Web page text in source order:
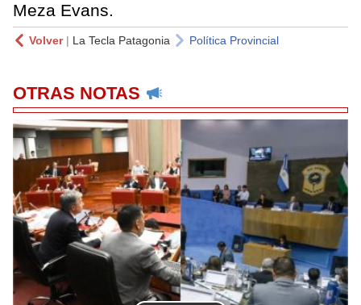
Meza Evans.
Volver| La Tecla Patagonia Política Provincial
OTRAS NOTAS